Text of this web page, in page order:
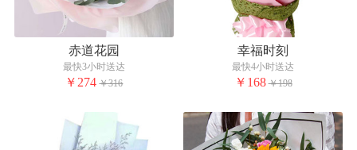
赤道花园
最快3小时送达
￥274 ￥316
幸福时刻
最快4小时送达
￥168 ￥198